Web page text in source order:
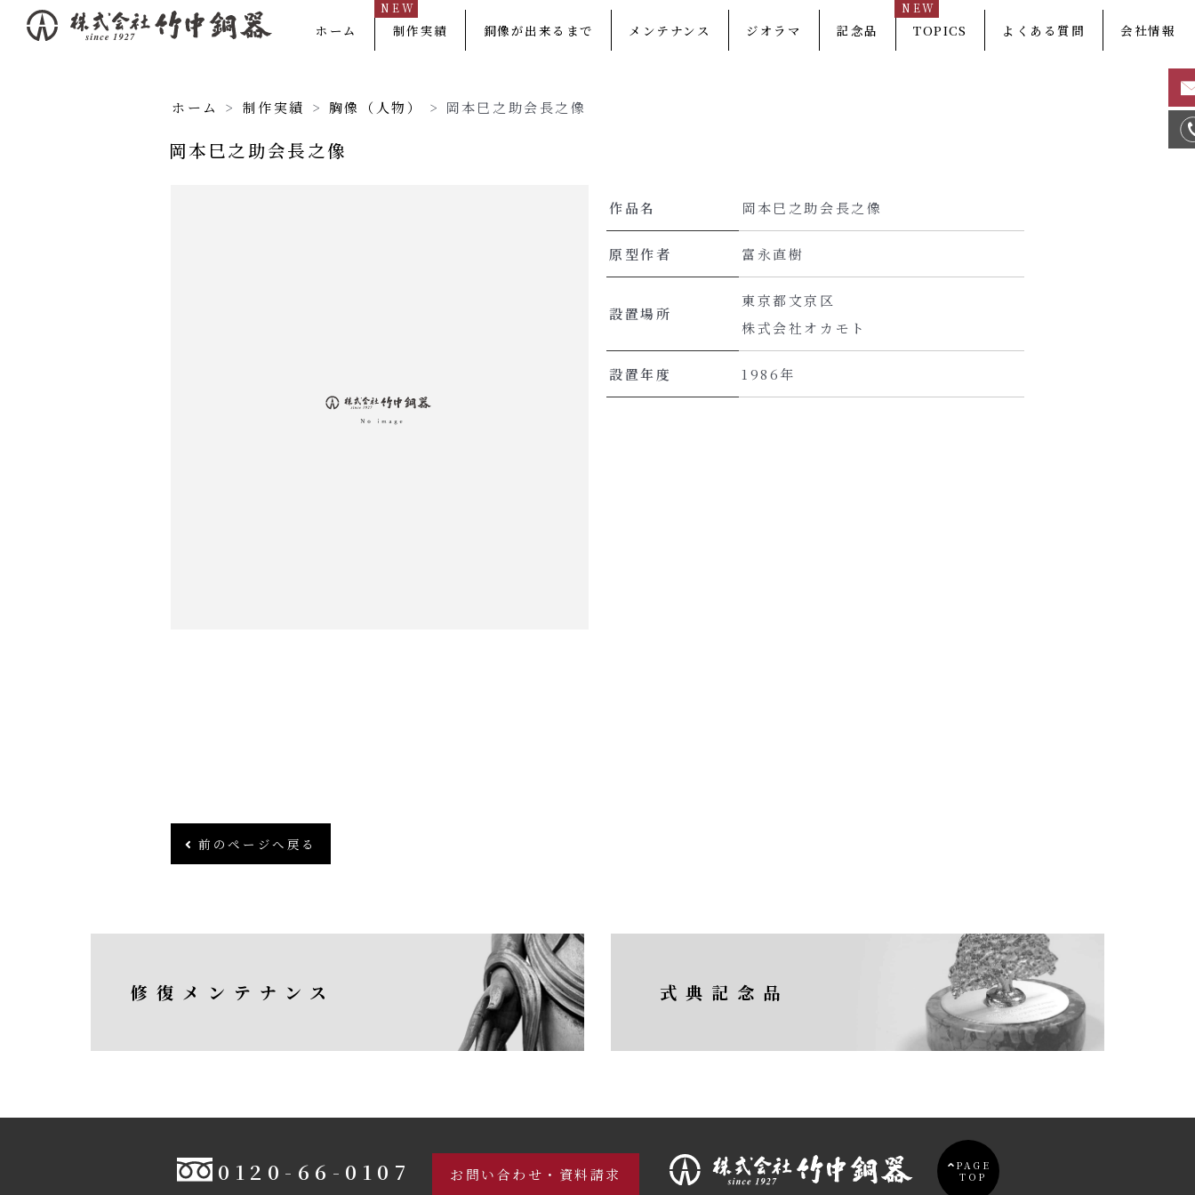
ホーム 制作実績
NEW
銅像が出来るまで メンテナンス ジオラマ 記念品 TOPICS
NEW
よくある質問 会社情報
ホーム > 制作実績 > 胸像（人物） > 岡本巳之助会長之像
岡本巳之助会長之像
作品名 岡本巳之助会長之像
原型作者 富永直樹
設置場所
東京都文京区
株式会社オカモト
設置年度 1986年
前のページへ戻る
修復メンテナンス 式典記念品
0120-66-0107 お問い合わせ・資料請求
PAGE
TOP